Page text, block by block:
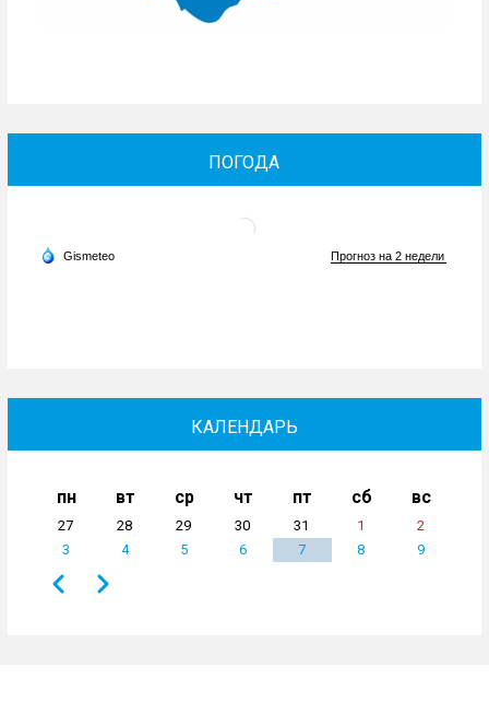
ПОГОДА
КАЛЕНДАРЬ
пн вт ср чт пт сб вс
27 28 29 30 31 1
2
3
4 5 6 7 8 9
Назад Вперёд